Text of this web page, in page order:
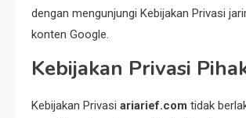
dengan mengunjungi Kebijakan Privasi
konten Google.
Kebijakan Privasi
Kebijakan Privasi ariarief.com tidak
Resonansi
Seri 1: Republik Karang
Kedempel, Lahirnya Politik
Non-Blok ke Go-Blok!